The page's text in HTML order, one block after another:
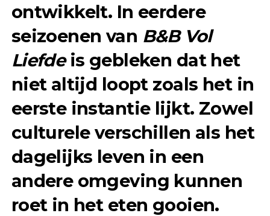
ontwikkelt. In eerdere
seizoenen van B&B Vol
Liefdeis gebleken dat het
niet altijd loopt zoals het in
eerste instantie lijkt. Zowel
culturele verschillen als het
dagelijks leven in een
andere omgeving kunnen
roet in het eten gooien.